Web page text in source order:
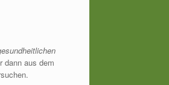
dann aus dem